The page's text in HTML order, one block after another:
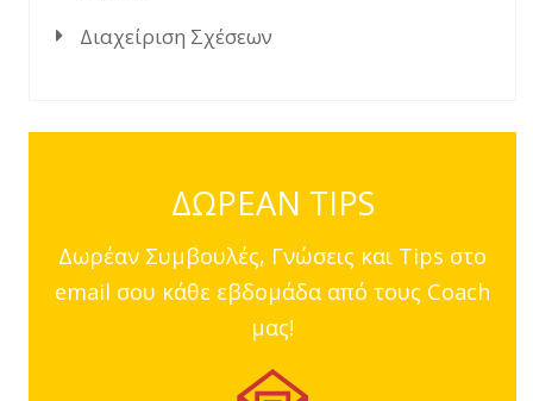
Διαχείριση Σχέσεων
ΔΩΡΕΑΝ TIPS
Δωρέαν Συμβουλές, Γνώσεις και Tips στο
email σου κάθε εβδομάδα από τους Coach
μας!